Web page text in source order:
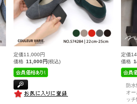
定価11,000円
価格 11,000円(税込)
定価
価格
防
オ
ッチ